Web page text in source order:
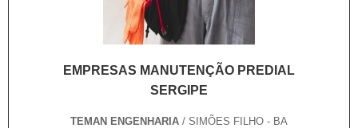
EMPRESAS MANUTENÇÃO PREDIAL
SERGIPE
TEMAN ENGENHARIA / SIMÕES FILHO - BA